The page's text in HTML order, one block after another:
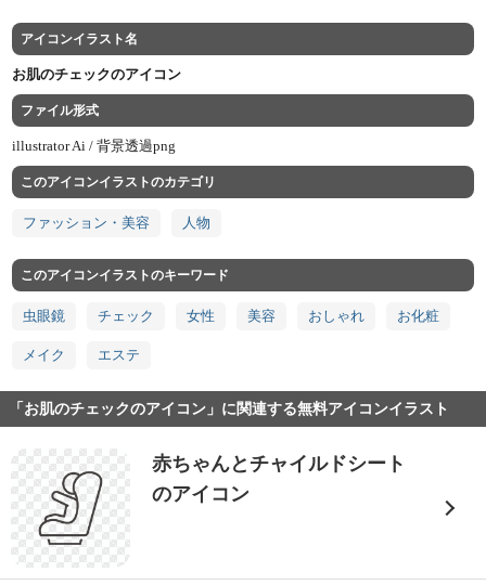
アイコンイラスト名
お肌のチェックのアイコン
ファイル形式
illustrator Ai /背景透過png
このアイコンイラストのカテゴリ
ファッション・美容 人物
このアイコンイラストのキーワード
虫眼鏡 チェック 女性 美容 おしゃれ お化粧
メイク エステ
「お肌のチェックのアイコン」に関連する無料アイコンイラスト
赤ちゃんとチャイルドシート
のアイコン